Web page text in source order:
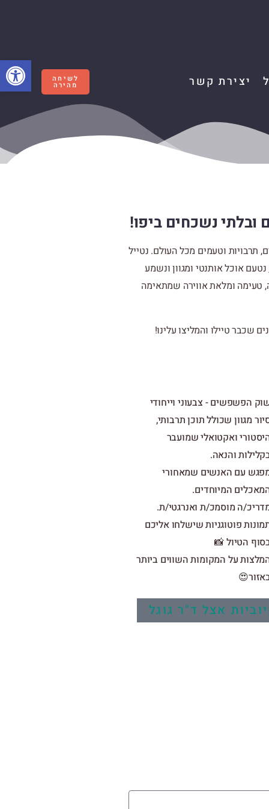
יצירת קשר לשיחה
מהירה
ובלתי נשכחים ביפו!
תרבויות וטעמים מכל העולם. נטייל
אוכל אותנטי ומגוון ונשמע
טעימה ומלאת אווירה שמתאימה
שכבר טיילו והמליצו עלינו!
הפשפשים - צבעוני וייחודי
מגוון שכולל תוכן תרבותי,
ואקטואלי שמועבר
והנאה.
עם האנשים שמאחורי
המיוחדים.
ה מוסמכ/ת ואנרגטי/ת.
פוטוגניות שישלחו אליכם
הטיול 📸
על המקומות השווים ביותר
פתח